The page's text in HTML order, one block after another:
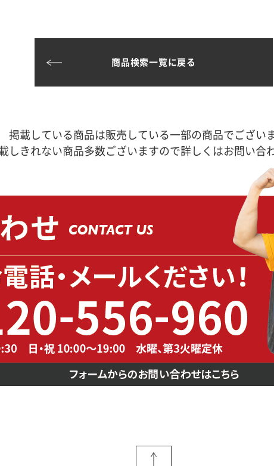
商品検索一覧に戻る
掲載している商品は販売している一部の商品でござい
しきれない商品多数ございますので詳しくはお問い合